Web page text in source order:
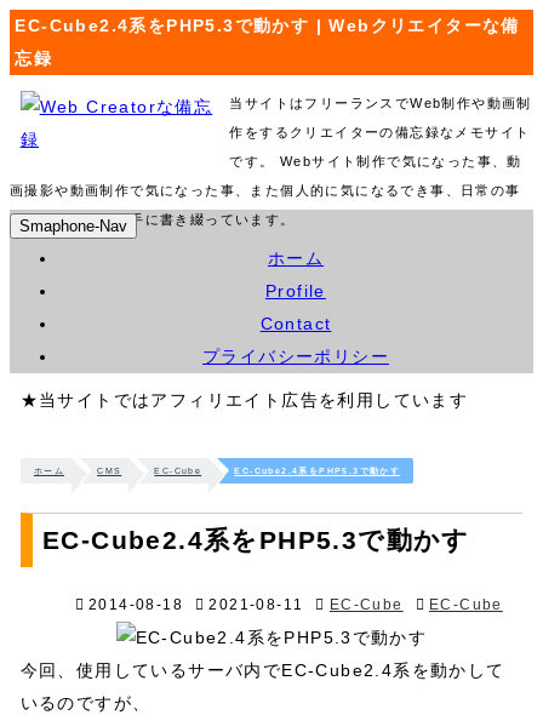
EC-Cube2.4系をPHP5.3で動かす | Webクリエイターな備
忘録
当サイトはフリーランスでWeb制作や動画制
作をするクリエイターの備忘録なメモサイト
です。 Webサイト制作で気になった事、動
画撮影や動画制作で気になった事、また個人的に気になるでき事、日常の事
などを気ままに勝手に書き綴っています。
Smaphone-Nav
ホーム
Profile
Contact
プライバシーポリシー
★当サイトではアフィリエイト広告を利用しています
ホーム CMS EC-Cube EC-Cube2.4系をPHP5.3で動かす
EC-Cube2.4系をPHP5.3で動かす
2014-08-18 2021-08-11 EC-Cube EC-Cube
今回、使用しているサーバ内でEC-Cube2.4系を動かして
いるのですが、